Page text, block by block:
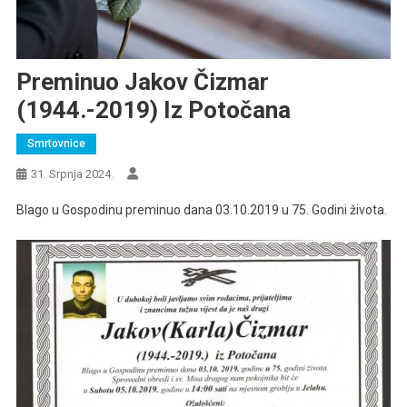
Preminuo Jakov Čizmar
(1944.-2019) Iz Potočana
Smrtovnice
31. Srpnja 2024.
Blago u Gospodinu preminuo dana 03.10.2019 u 75. Godini života.